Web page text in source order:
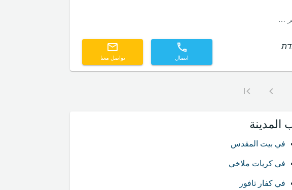
الدكتور سليمان محترف للغاية تعامل شخصي وتوافر عالٍ، رافقني طوال فترة العلاج، من الاستشارة الأولى، خلال العملية الجراحية وحتى اليوم في المتابعة.. قدّم أفضل استجابة طبية مهنية وإنسانية، وحصلت على أجمل نتيجة ممكنة، وكلما مر الوقت أصبحت أكثر رضاً عن مظهري والعمل النادر الذي أنجزه. أنصح به بشدة، طبيب موهوب، يمكن الوثوق به بشكل كامل.
اتصال تواصل معنا
في بيت المقدس
في كريات ملاخي
في كفار تافور